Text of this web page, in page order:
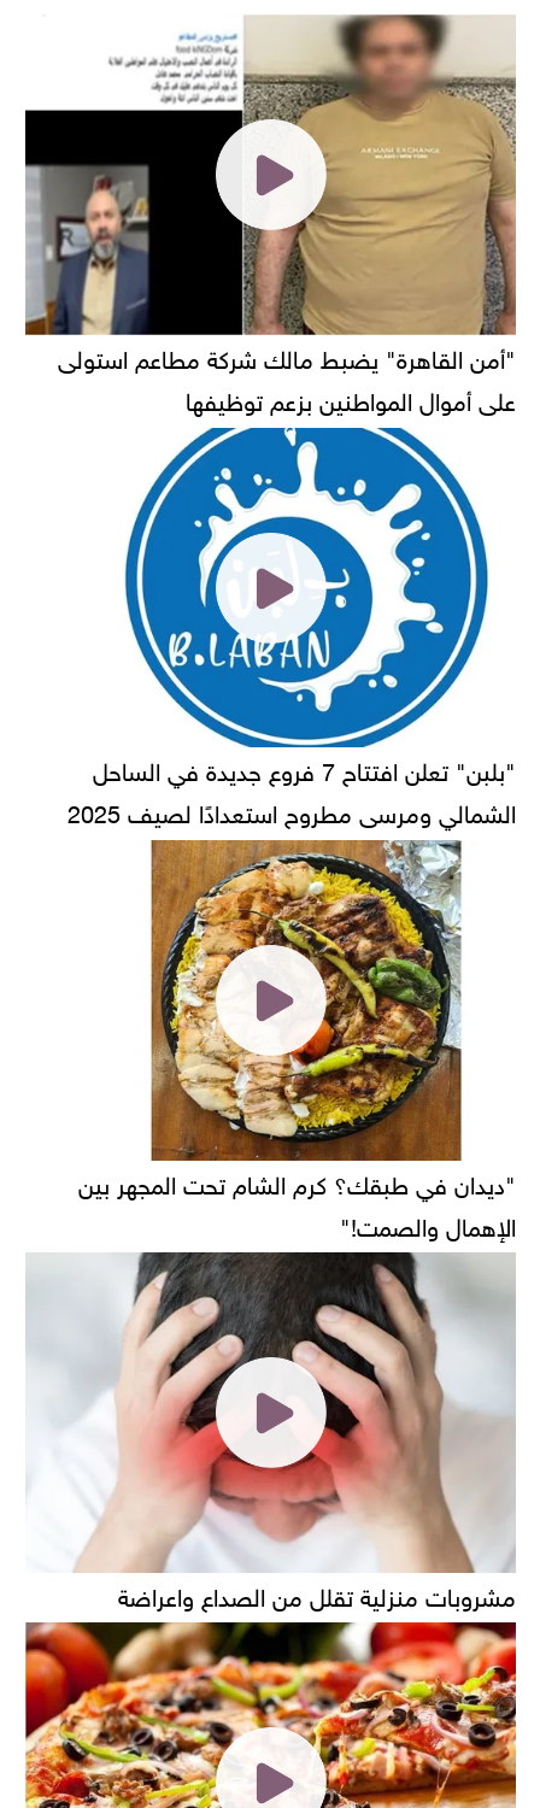
"أمن القاهرة" يضبط مالك شركة مطاعم استولى
على أموال المواطنين بزعم توظيفها
"بلبن" تعلن افتتاح 7 فروع جديدة في الساحل
الشمالي ومرسى مطروح استعدادًا لصيف 2025
"ديدان في طبقك؟ كرم الشام تحت المجهر بين
الإهمال والصمت!"
مشروبات منزلية تقلل من الصداع واعراضة